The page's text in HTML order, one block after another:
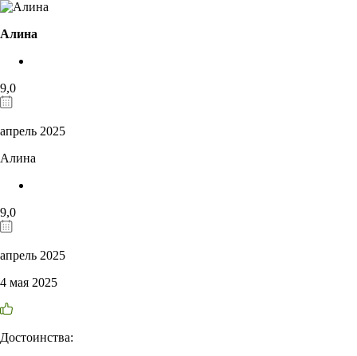
Алина
9,0
апрель 2025
Алина
9,0
апрель 2025
4 мая 2025
Достоинства: